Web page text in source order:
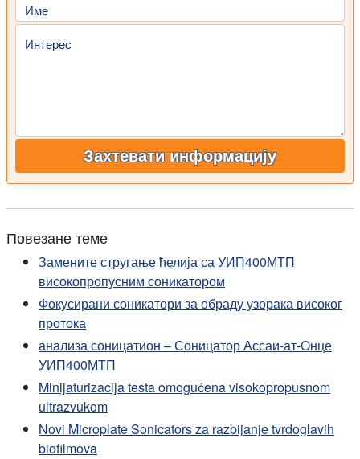
Име
Интерес
Захтевати информацију
Повезане теме
Замените стругање ћелија са УИП400МТП
високопропусним соникатором
Фокусирани соникатори за обраду узорака високог
протока
анализа соницатион – Соницатор Ассаи-ат-Онце
УИП400МТП
Minijaturizacija testa omogućena visokopropusnom
ultrazvukom
Novi Microplate Sonicators za razbijanje tvrdoglavih
biofilmova